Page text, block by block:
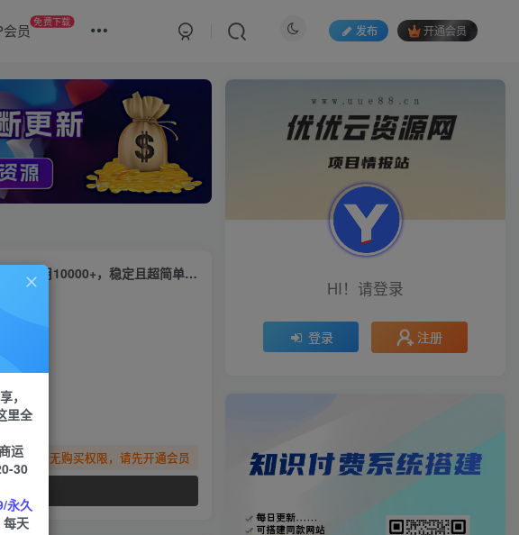
员 免费下载
发布 开通会员
（10611期）2024视频号最新，免费AI工具做不露脸视频，每月10000+，稳定且超简单，…
您暂无购买权限，请先开通会员
HI！请登录
登录 注册
，
里全
运
30
永久
每天